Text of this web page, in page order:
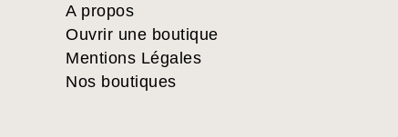
A propos
Ouvrir une boutique
Mentions Légales
Nos boutiques